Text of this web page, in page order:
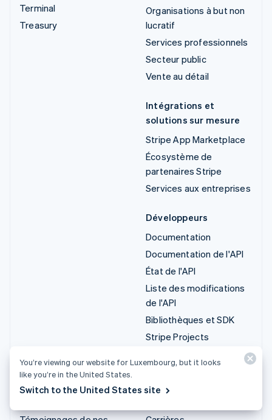
Terminal
Treasury
Organisations à but non
lucratif
Services professionnels
Secteur public
Vente au détail
Intégrations et
solutions sur mesure
Stripe App Marketplace
Écosystème de
partenaires Stripe
Services aux entreprises
Développeurs
Documentation
Documentation de l'API
État de l'API
Liste des modifications
de l'API
Bibliothèques et SDK
Stripe Projects
Ressources
You’re viewing our website for Luxembourg, but it looks
like you’re in the United States.
Switch to the United States site